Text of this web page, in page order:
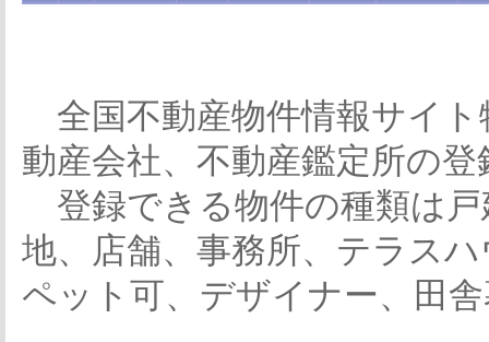
全国不動産物件情報サイト
動産会社、不動産鑑定所の
登録できる物件の種類は
地、店舗、事務所、テラス
ペット可、デザイナー、田